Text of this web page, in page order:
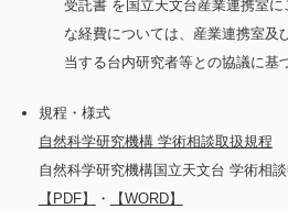
受託書 を国立天文台産業連携室
な経費については、産業連携室及
当する台内研究者等との協議に基
規程・様式
自然科学研究機構 学術相談取扱規程
自然科学研究機構国立天文台 学術相
【PDF】
・ 【WORD】